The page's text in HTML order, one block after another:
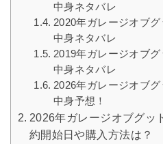
中身ネタバレ
2020年ガレージオブ
中身ネタバレ
2019年ガレージオブ
中身ネタバレ
2026年ガレージオブ
中身予想！
2026年ガレージオブグッ
約開始日や購入方法は？